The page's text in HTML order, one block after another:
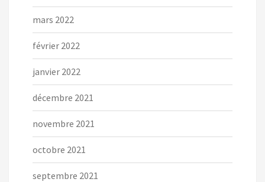
mars 2022
février 2022
janvier 2022
décembre 2021
novembre 2021
octobre 2021
septembre 2021